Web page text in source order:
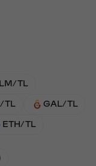
TL
TL GAL/TL
ETH/TL